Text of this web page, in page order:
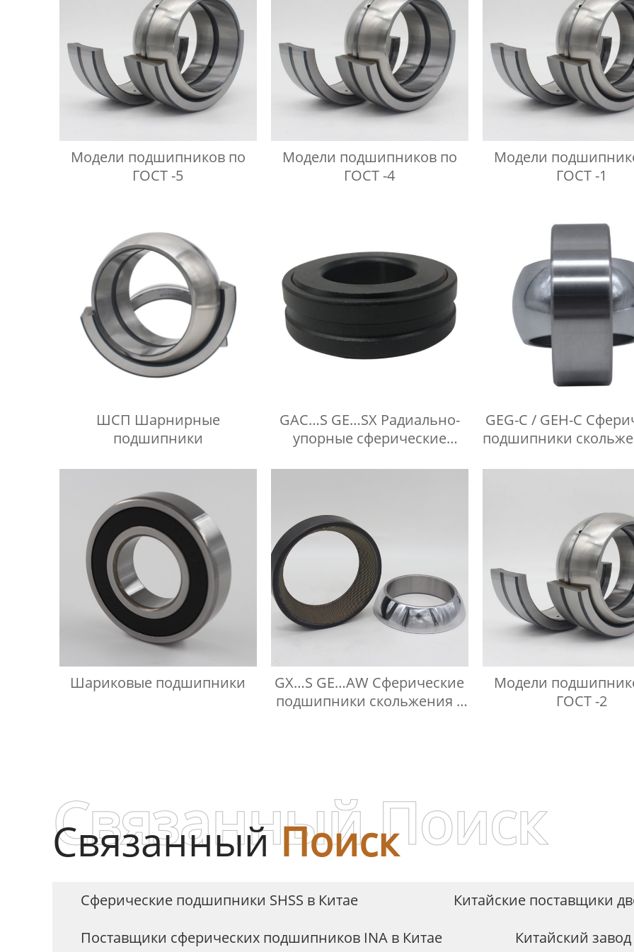
Модели подшипников по
ГОСТ -5
Модели подшипников по
ГОСТ -4
Модели
ГОСТ -1
ШСП Шарнирные
подшипники
GAC…S GE…SX Радиально-
упорные сферические
GEG-C / GEH-C
подшипники
обслуживания
Шариковые подшипники
GX…S GE…AW Сферические
подшипники скольжения с
Модели
ГОСТ -2
СвязанныйПоиск
Связанный Поиск
Сферические подшипники SHSS в Китае
Китайские поставщики
Поставщики сферических подшипников INA в Китае
Китайский